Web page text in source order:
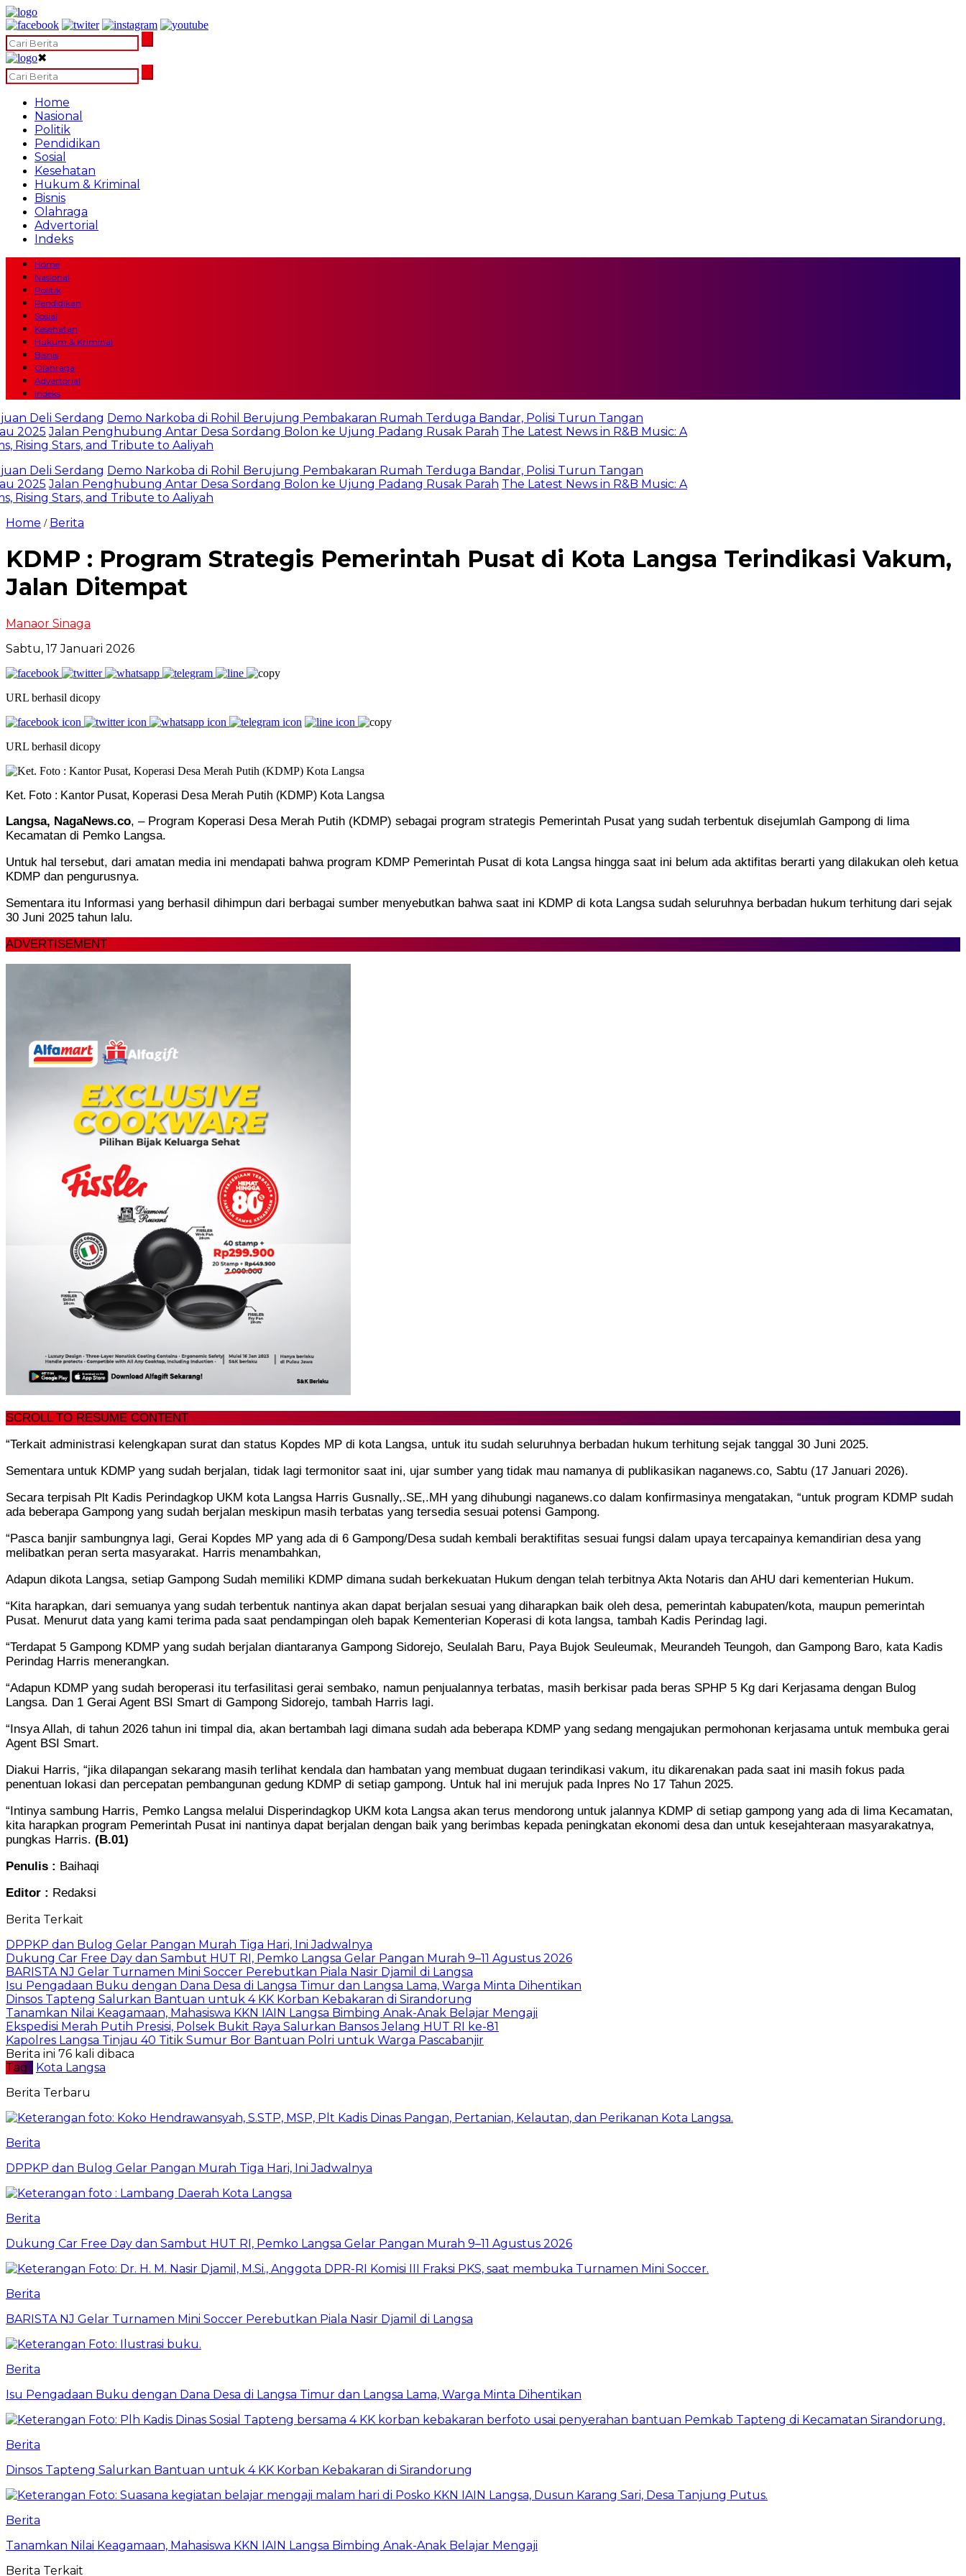
✖
Home
Nasional
Politik
Pendidikan
Sosial
Kesehatan
Hukum & Kriminal
Bisnis
Olahraga
Advertorial
Indeks
Home
Nasional
Politik
Pendidikan
Sosial
Kesehatan
Hukum & Kriminal
Bisnis
Olahraga
Advertorial
Indeks
Serdang Demo Narkoba di Rohil Berujung Pembakaran Rumah Terduga Bandar, Polisi Turun Tangan
Jalan Penghubung Antar Desa Sordang Bolon ke Ujung Padang Rusak Parah The Latest News in R&B Music: A
Stars, and Tribute to Aaliyah
Serdang Demo Narkoba di Rohil Berujung Pembakaran Rumah Terduga Bandar, Polisi Turun Tangan
Jalan Penghubung Antar Desa Sordang Bolon ke Ujung Padang Rusak Parah The Latest News in R&B Music: A
Stars, and Tribute to Aaliyah
Home / Berita
KDMP : Program Strategis Pemerintah Pusat di Kota Langsa Terindikasi Vakum,
Jalan Ditempat
Manaor Sinaga
Sabtu, 17 Januari 2026
URL berhasil dicopy
URL berhasil dicopy
Ket. Foto : Kantor Pusat, Koperasi Desa Merah Putih (KDMP) Kota Langsa
Langsa, NagaNews.co, – Program Koperasi Desa Merah Putih (KDMP) sebagai program strategis Pemerintah Pusat yang sudah terbentuk disejumlah Gampong di lima
Kecamatan di Pemko Langsa.
Untuk hal tersebut, dari amatan media ini mendapati bahwa program KDMP Pemerintah Pusat di kota Langsa hingga saat ini belum ada aktifitas berarti yang dilakukan oleh ketua
KDMP dan pengurusnya.
Sementara itu Informasi yang berhasil dihimpun dari berbagai sumber menyebutkan bahwa saat ini KDMP di kota Langsa sudah seluruhnya berbadan hukum terhitung dari sejak
30 Juni 2025 tahun lalu.
ADVERTISEMENT
SCROLL TO RESUME CONTENT
“Terkait administrasi kelengkapan surat dan status Kopdes MP di kota Langsa, untuk itu sudah seluruhnya berbadan hukum terhitung sejak tanggal 30 Juni 2025.
Sementara untuk KDMP yang sudah berjalan, tidak lagi termonitor saat ini, ujar sumber yang tidak mau namanya di publikasikan naganews.co, Sabtu (17 Januari 2026).
Secara terpisah Plt Kadis Perindagkop UKM kota Langsa Harris Gusnally,.SE,.MH yang dihubungi naganews.co dalam konfirmasinya mengatakan, “untuk program KDMP sudah
ada beberapa Gampong yang sudah berjalan meskipun masih terbatas yang tersedia sesuai potensi Gampong.
“Pasca banjir sambungnya lagi, Gerai Kopdes MP yang ada di 6 Gampong/Desa sudah kembali beraktifitas sesuai fungsi dalam upaya tercapainya kemandirian desa yang
melibatkan peran serta masyarakat. Harris menambahkan,
Adapun dikota Langsa, setiap Gampong Sudah memiliki KDMP dimana sudah berkekuatan Hukum dengan telah terbitnya Akta Notaris dan AHU dari kementerian Hukum.
“Kita harapkan, dari semuanya yang sudah terbentuk nantinya akan dapat berjalan sesuai yang diharapkan baik oleh desa, pemerintah kabupaten/kota, maupun pemerintah
Pusat. Menurut data yang kami terima pada saat pendampingan oleh bapak Kementerian Koperasi di kota langsa, tambah Kadis Perindag lagi.
“Terdapat 5 Gampong KDMP yang sudah berjalan diantaranya Gampong Sidorejo, Seulalah Baru, Paya Bujok Seuleumak, Meurandeh Teungoh, dan Gampong Baro, kata Kadis
Perindag Harris menerangkan.
“Adapun KDMP yang sudah beroperasi itu terfasilitasi gerai sembako, namun penjualannya terbatas, masih berkisar pada beras SPHP 5 Kg dari Kerjasama dengan Bulog
Langsa. Dan 1 Gerai Agent BSI Smart di Gampong Sidorejo, tambah Harris lagi.
“Insya Allah, di tahun 2026 tahun ini timpal dia, akan bertambah lagi dimana sudah ada beberapa KDMP yang sedang mengajukan permohonan kerjasama untuk membuka gerai
Agent BSI Smart.
Diakui Harris, “jika dilapangan sekarang masih terlihat kendala dan hambatan yang membuat dugaan terindikasi vakum, itu dikarenakan pada saat ini masih fokus pada
penentuan lokasi dan percepatan pembangunan gedung KDMP di setiap gampong. Untuk hal ini merujuk pada Inpres No 17 Tahun 2025.
“Intinya sambung Harris, Pemko Langsa melalui Disperindagkop UKM kota Langsa akan terus mendorong untuk jalannya KDMP di setiap gampong yang ada di lima Kecamatan,
kita harapkan program Pemerintah Pusat ini nantinya dapat berjalan dengan baik yang berimbas kepada peningkatan ekonomi desa dan untuk kesejahteraan masyarakatnya,
pungkas Harris. (B.01)
Penulis : Baihaqi
Editor : Redaksi
Berita Terkait
DPPKP dan Bulog Gelar Pangan Murah Tiga Hari, Ini Jadwalnya
Dukung Car Free Day dan Sambut HUT RI, Pemko Langsa Gelar Pangan Murah 9–11 Agustus 2026
BARISTA NJ Gelar Turnamen Mini Soccer Perebutkan Piala Nasir Djamil di Langsa
Isu Pengadaan Buku dengan Dana Desa di Langsa Timur dan Langsa Lama, Warga Minta Dihentikan
Dinsos Tapteng Salurkan Bantuan untuk 4 KK Korban Kebakaran di Sirandorung
Tanamkan Nilai Keagamaan, Mahasiswa KKN IAIN Langsa Bimbing Anak-Anak Belajar Mengaji
Ekspedisi Merah Putih Presisi, Polsek Bukit Raya Salurkan Bansos Jelang HUT RI ke-81
Kapolres Langsa Tinjau 40 Titik Sumur Bor Bantuan Polri untuk Warga Pascabanjir
Berita ini 76 kali dibaca
Tag : Kota Langsa
Berita Terbaru
Berita
DPPKP dan Bulog Gelar Pangan Murah Tiga Hari, Ini Jadwalnya
Berita
Dukung Car Free Day dan Sambut HUT RI, Pemko Langsa Gelar Pangan Murah 9–11 Agustus 2026
Berita
BARISTA NJ Gelar Turnamen Mini Soccer Perebutkan Piala Nasir Djamil di Langsa
Berita
Isu Pengadaan Buku dengan Dana Desa di Langsa Timur dan Langsa Lama, Warga Minta Dihentikan
Berita
Dinsos Tapteng Salurkan Bantuan untuk 4 KK Korban Kebakaran di Sirandorung
Berita
Tanamkan Nilai Keagamaan, Mahasiswa KKN IAIN Langsa Bimbing Anak-Anak Belajar Mengaji
Berita Terkait